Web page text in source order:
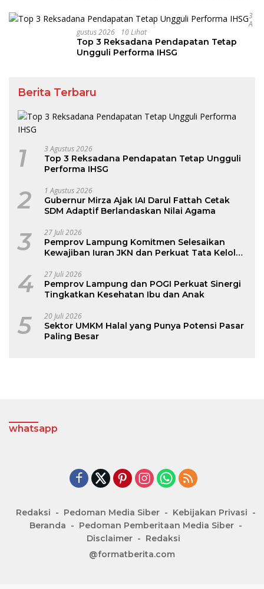
3
A
Gustus 2026
10 Lihat
Top 3 Reksadana Pendapatan Tetap
Ungguli Performa IHSG
Berita Terbaru
1 3 Agustus 2026
Top 3 Reksadana Pendapatan Tetap Ungguli
Performa IHSG
2 1 Agustus 2026
Gubernur Mirza Ajak IAI Darul Fattah Cetak
SDM Adaptif Berlandaskan Nilai Agama
3 27 Juli 2026
Pemprov Lampung Komitmen Selesaikan
Kewajiban Iuran JKN dan Perkuat Tata Kelola
4 27 Juli 2026
Pemprov Lampung dan POGI Perkuat Sinergi
Tingkatkan Kesehatan Ibu dan Anak
5 20 Juli 2026
Sektor UMKM Halal yang Punya Potensi Pasar
Paling Besar
whatsapp
Redaksi Pedoman Media Siber
Kebijakan Privasi
Beranda
Pedoman Pemberitaan Media Siber
Disclaimer
Redaksi
@formatberita.com